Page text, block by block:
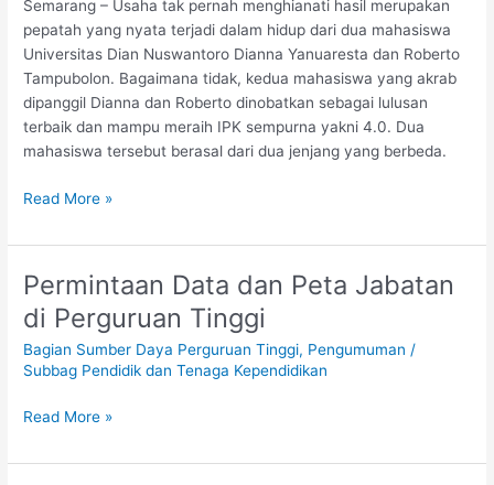
Semarang – Usaha tak pernah menghianati hasil merupakan
pepatah yang nyata terjadi dalam hidup dari dua mahasiswa
Universitas Dian Nuswantoro Dianna Yanuaresta dan Roberto
Tampubolon. Bagaimana tidak, kedua mahasiswa yang akrab
dipanggil Dianna dan Roberto dinobatkan sebagai lulusan
terbaik dan mampu meraih IPK sempurna yakni 4.0. Dua
mahasiswa tersebut berasal dari dua jenjang yang berbeda.
Wisuda
Ke
80
Universitas
Dian
Nuswantoro
Read More »
Permintaan Data dan Peta Jabatan
di Perguruan Tinggi
Bagian Sumber Daya Perguruan Tinggi, Pengumuman /
Subbag Pendidik dan Tenaga Kependidikan
Permintaan
Data
dan
Peta
Jabatan
Perguruan
Read More »